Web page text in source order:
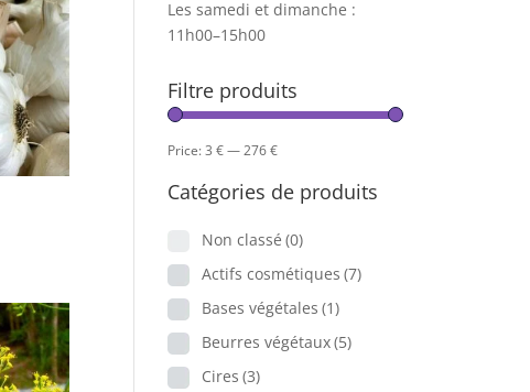
Les samedi et dimanche :
11h00–15h00
Filtre produits
Price:3 €—276 €
Catégories de produits
Non classé (0)
Actifs cosmétiques (7)
Bases végétales (1)
Beurres végétaux(5)
Cires (3)